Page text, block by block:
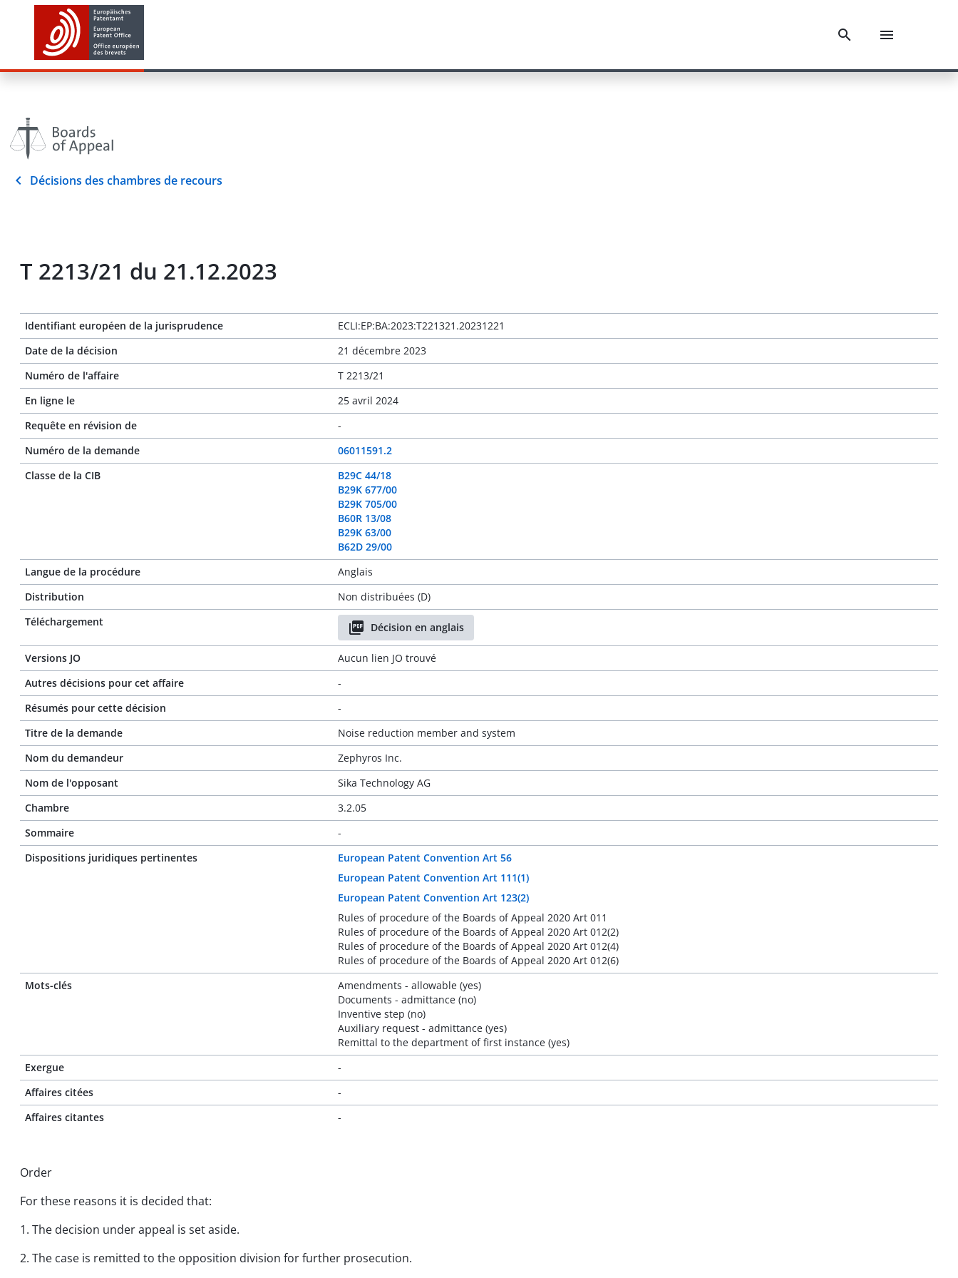
Décisions des chambres de recours
T 2213/21 du 21.12.2023
Identifiant européen de la jurisprudence
ECLI:EP:BA:2023:T221321.20231221
Date de la décision
21 décembre 2023
Numéro de l'affaire
T 2213/21
En ligne le
25 avril 2024
Requête en révision de
-
Numéro de la demande
06011591.2
Classe de la CIB
B29C 44/18
B29K 677/00
B29K 705/00
B60R 13/08
B29K 63/00
B62D 29/00
Langue de la procédure
Anglais
Distribution
Non distribuées (D)
Téléchargement
Décision en anglais
Versions JO
Aucun lien JO trouvé
Autres décisions pour cet affaire
-
Résumés pour cette décision
-
Titre de la demande
Noise reduction member and system
Nom du demandeur
Zephyros Inc.
Nom de l'opposant
Sika Technology AG
Chambre
3.2.05
Sommaire
-
Dispositions juridiques pertinentes
European Patent Convention Art 56
European Patent Convention Art 111(1)
European Patent Convention Art 123(2)
Rules of procedure of the Boards of Appeal 2020 Art 011
Rules of procedure of the Boards of Appeal 2020 Art 012(2)
Rules of procedure of the Boards of Appeal 2020 Art 012(4)
Rules of procedure of the Boards of Appeal 2020 Art 012(6)
Mots-clés
Amendments - allowable (yes)
Documents - admittance (no)
Inventive step (no)
Auxiliary request - admittance (yes)
Remittal to the department of first instance (yes)
Exergue
-
Affaires citées
-
Affaires citantes
-
Order
For these reasons it is decided that:
1. The decision under appeal is set aside.
2. The case is remitted to the opposition division for further prosecution.